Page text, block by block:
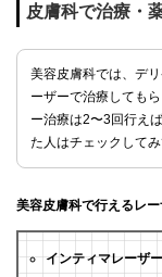
皮膚科で治療・
美容皮膚科では、デ
ーザーで治療しても
ー治療は2〜3回行え
た人はチェックしてみ
美容皮膚科で行えるレ
インティマレーザー